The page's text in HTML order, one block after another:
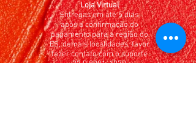
Loja Virtual
Entregas em até 5 dias
após a confirmação do
pagamento para a região do
ES, demais localidades, favor
fazer contato com o suporte
27 9 8901-1079